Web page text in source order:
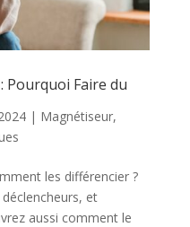
Pourquoi Faire du
| Magnétiseur,
les différencier ?
et
aussi comment le